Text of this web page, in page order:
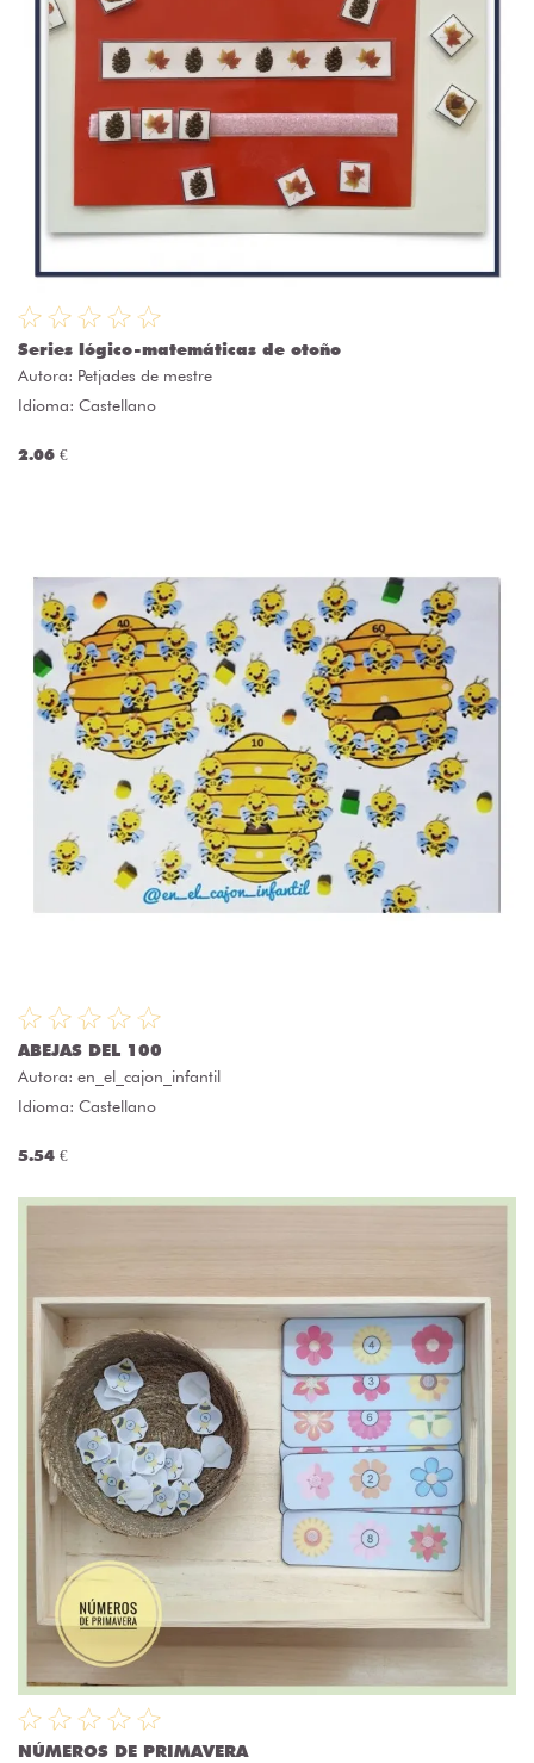
Series lógico-matemáticas de otoño
Autora: Petjades de mestre
Idioma: Castellano
2.06 €
ABEJAS DEL 100
Autora: en_el_cajon_infantil
Idioma: Castellano
5.54 €
NÚMEROS DE PRIMAVERA